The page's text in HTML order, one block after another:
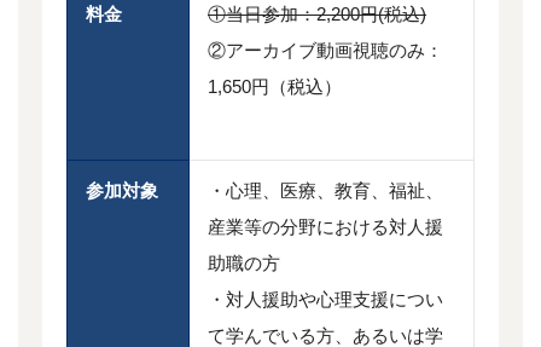
料金
①当日参加：2,200円(税込)
②アーカイブ動画視聴のみ：
1,650円（税込）
参加対象
・心理、医療、教育、福祉、
産業等の分野における対人援
助職の方
・対人援助や心理支援につい
て学んでいる方、あるいは学